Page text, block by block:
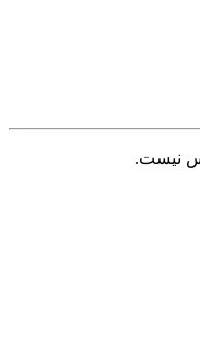
نیست.